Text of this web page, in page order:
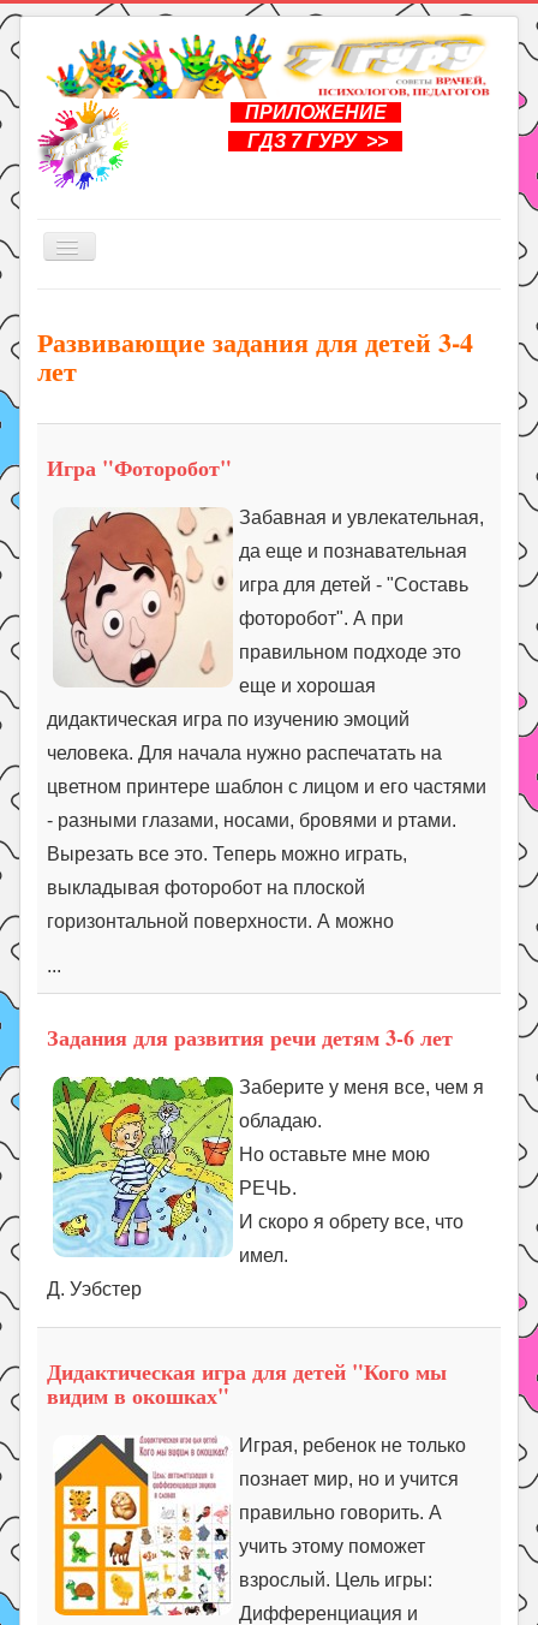
ПРИЛОЖЕНИЕ
ГДЗ 7 ГУРУ >>
Включить/
Книги
Рукоделие
Подготовка к школе
Уроки
Праздники
Психология
Летом!
Поиск
Развивающие задания для детей 3-4
лет
Игра "Фоторобот"
Забавная и увлекательная,
да еще и познавательная
игра для детей - "Составь
фоторобот". А при
правильном подходе это
еще и хорошая
дидактическая игра по изучению эмоций
человека. Для начала нужно распечатать на
цветном принтере шаблон с лицом и его частями
- разными глазами, носами, бровями и ртами.
Вырезать все это. Теперь можно играть,
выкладывая фоторобот на плоской
горизонтальной поверхности. А можно
...
Задания для развития речи детям 3-6 лет
Заберите у меня все, чем я
обладаю.
Но оставьте мне мою
РЕЧЬ.
И скоро я обрету все, что
имел.
Д. Уэбстер
Дидактическая игра для детей "Кого мы
видим в окошках"
Играя, ребенок не только
познает мир, но и учится
правильно говорить. А
учить этому поможет
взрослый. Цель игры:
Дифференциация и